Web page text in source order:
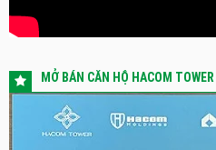
MỞ BÁN CĂN HỘ HACOM TOWER